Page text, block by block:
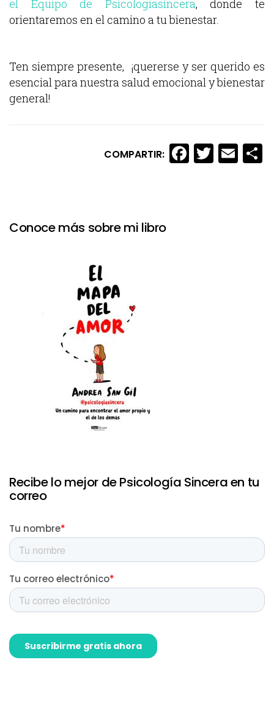
el Equipo de Psicologiasincera, donde te
orientaremos en el camino a tu bienestar.
Ten siempre presente, ¡quererse y ser querido es
esencial para nuestra salud emocional y bienestar
general!
COMPARTIR: Facebook
Conoce más sobre mi libro
Recibe lo mejor de Psicología Sincera en tu
correo